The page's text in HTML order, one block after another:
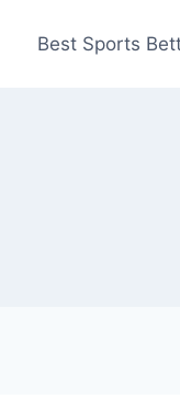
Best Sports